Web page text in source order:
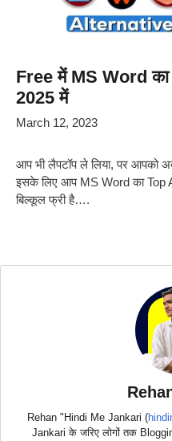
Free में MS Word
2025 में
March 12, 2023
आप भी लैपटॉप ले लिया, पर आपको
इसके लिए आप MS Word का Top
बिल्कूल फ्री है….
Rehan "Hindi Me Jankari (
Jankari के जरिए लोगों तक